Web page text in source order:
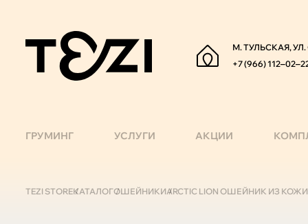
М. ТУЛЬСКАЯ,
+7 (966)
ГРУМИНГ УСЛУГИ АКЦИИ
TEZI STOREКАТАЛОГОШЕЙНИКИARCTIC LION ОШЕЙНИК ИЗ